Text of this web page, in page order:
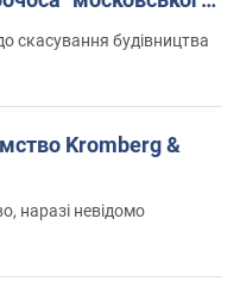
скасування будівництва
Kromberg &
наразі невідомо